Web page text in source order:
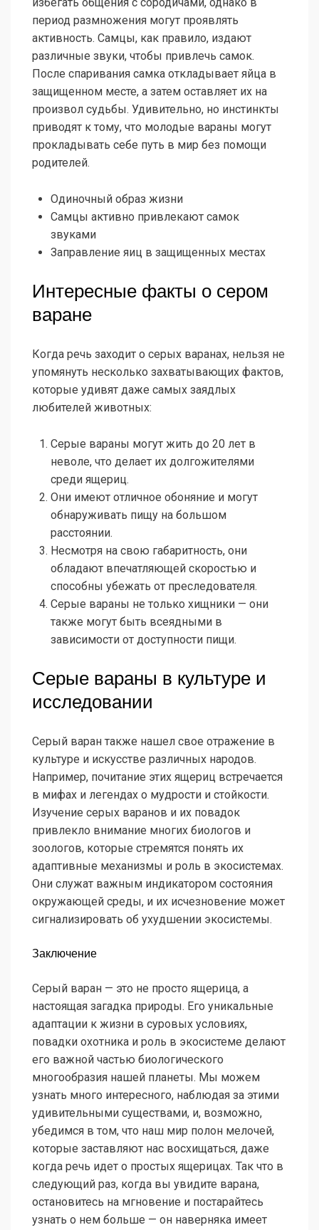
период размножения могут проявлять
активность. Самцы, как правило, издают
различные звуки, чтобы привлечь самок.
После спаривания самка откладывает яйца в
защищенном месте, а затем оставляет их на
произвол судьбы. Удивительно, но инстинкты
приводят к тому, что молодые вараны могут
прокладывать себе путь в мир без помощи
родителей.
Одиночный образ жизни
Самцы активно привлекают самок
звуками
Заправление яиц в защищенных местах
Интересные факты о сером
варане
Когда речь заходит о серых варанах, нельзя не
упомянуть несколько захватывающих фактов,
которые удивят даже самых заядлых
любителей животных:
Серые вараны могут жить до 20 лет в
неволе, что делает их долгожителями
среди ящериц.
Они имеют отличное обоняние и могут
обнаруживать пищу на большом
расстоянии.
Несмотря на свою габаритность, они
обладают впечатляющей скоростью и
способны убежать от преследователя.
Серые вараны не только хищники — они
также могут быть всеядными в
зависимости от доступности пищи.
Серые вараны в культуре и
исследовании
Серый варан также нашел свое отражение в
культуре и искусстве различных народов.
Например, почитание этих ящериц встречается
в мифах и легендах о мудрости и стойкости.
Изучение серых варанов и их повадок
привлекло внимание многих биологов и
зоологов, которые стремятся понять их
адаптивные механизмы и роль в экосистемах.
Они служат важным индикатором состояния
окружающей среды, и их исчезновение может
сигнализировать об ухудшении экосистемы.
Заключение
Серый варан — это не просто ящерица, а
настоящая загадка природы. Его уникальные
адаптации к жизни в суровых условиях,
повадки охотника и роль в экосистеме делают
его важной частью биологического
многообразия нашей планеты. Мы можем
узнать много интересного, наблюдая за этими
удивительными существами, и, возможно,
убедимся в том, что наш мир полон мелочей,
которые заставляют нас восхищаться, даже
когда речь идет о простых ящерицах. Так что в
следующий раз, когда вы увидите варана,
остановитесь на мгновение и постарайтесь
узнать о нем больше — он наверняка имеет